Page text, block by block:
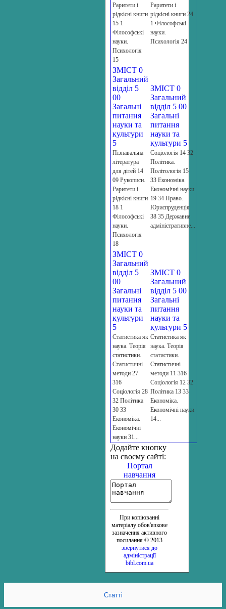
Раритети і
рідкісні книги
15 1
Філософські
науки.
Психологія
15
Раритети і
рідкісні книги 24
1 Філософські
науки.
Психологія 24
ЗМІСТ 0
Загальний
відділ 5
00
Загальні
питання
науки та
культури
5
Пізнавальна
література
для дітей 14
09 Рукописи.
Раритети і
рідкісні книги
18 1
Філософські
науки.
Психологія
18
ЗМІСТ 0
Загальний
відділ 5 00
Загальні
питання
науки та
культури 5
Соціологія 14 32
Політика.
Політологія 15
33 Економіка.
Економічні науки
19 34 Право.
Юриспруденція
38 35 Державне
адміністративне...
ЗМІСТ 0
Загальний
відділ 5
00
Загальні
питання
науки та
культури
5
Статистика як
наука. Теорія
статистики.
Статистичні
методи 27
316
Соціологія 28
32 Політика
30 33
Економіка.
Економічні
науки 31...
ЗМІСТ 0
Загальний
відділ 5 00
Загальні
питання
науки та
культури 5
Статистика як
наука. Теорія
статистики.
Статистичні
методи 11 316
Соціологія 12 32
Політика 13 33
Економіка.
Економічні науки
14...
Додайте кнопку
на своєму сайті:
Портал
навчання
При копіюванні
матеріалу обов'язкове
зазначення активного
посилання © 2013
звернутися до
адміністрації
bibl.com.ua
Статті